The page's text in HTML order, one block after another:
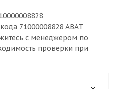
71000008828 ABAT
с менеджером по
проверки при